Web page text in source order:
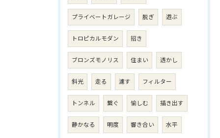
プライベートガレージ 脱ぎ 遊ぶ
トロピカルモダン 招き
ブロンズモノリス 住まい 透かし
斜光 走る 濾す フィルター
トンネル 繋ぐ 愉しむ 描き出す
静かなる 明度 響き合い 水平